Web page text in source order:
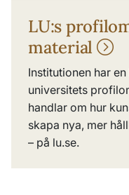
LU:s
material
Institutionen har
universitets
handlar om hur
skapa nya, mer
– på lu.se.